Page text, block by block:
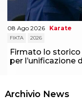
08 Ago 2026 Karate
FIKTA 2026
Firmato lo storico
per l’unificazione
Archivio News